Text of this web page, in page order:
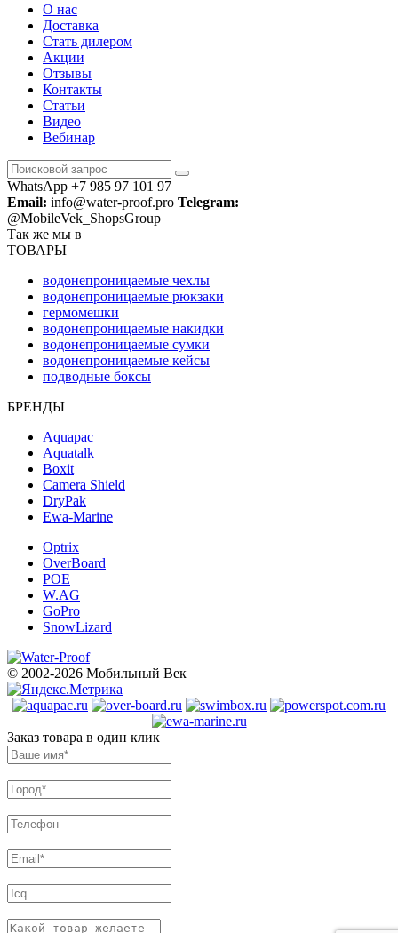
О нас
Доставка
Стать дилером
Акции
Отзывы
Контакты
Статьи
Видео
Вебинар
WhatsApp +7 985 97 101 97
Email: info@water-proof.pro Telegram:
@MobileVek_ShopsGroup
Так же мы в
ТОВАРЫ
водонепроницаемые чехлы
водонепроницаемые рюкзаки
гермомешки
водонепроницаемые накидки
водонепроницаемые сумки
водонепроницаемые кейсы
подводные боксы
БРЕНДЫ
Aquapac
Aquatalk
Boxit
Camera Shield
DryPak
Ewa-Marine
Optrix
OverBoard
POE
W.AG
GoPro
SnowLizard
© 2002-2026 Мобильный Век
Заказ товара в один клик